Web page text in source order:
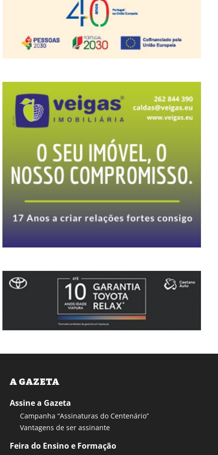
A GAZETA
Assine a Gazeta
Campanha “Assinaturas do Centenário”
Vantagens de ser assinante
Feira do Ensino e Formação